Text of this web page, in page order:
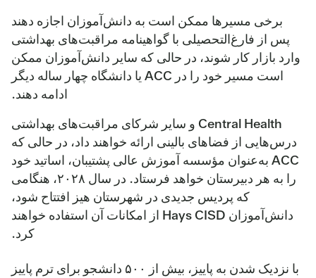
برخی مسیرها ممکن است به دانش‌آموزان اجازه دهند
پس از فارغ‌التحصیلی با گواهینامه مراقبت‌های بهداشتی
وارد بازار کار شوند، در حالی که سایر دانش‌آموزان ممکن
است مسیر خود را در ACC یا دانشگاه چهار ساله دیگر
ادامه دهند.
Central Health و سایر شرکای مراقبت‌های بهداشتی
درس‌هایی از فضاهای بالینی ارائه خواهند داد، در حالی که
ACC به‌عنوان مؤسسه آموزش عالی پشتیبان، اساتید خود
را به هر دبیرستان خواهد فرستاد. در سال ۲۰۲۸، هنگامی
که پردیس جدیدی در شهرستان هیز افتتاح شود،
دانش‌آموزان Hays CISD از امکانات آن استفاده خواهند
کرد.
با نزدیک شدن به پاییز، بیش از ۵۰۰ دانشجو برای ترم پاییز